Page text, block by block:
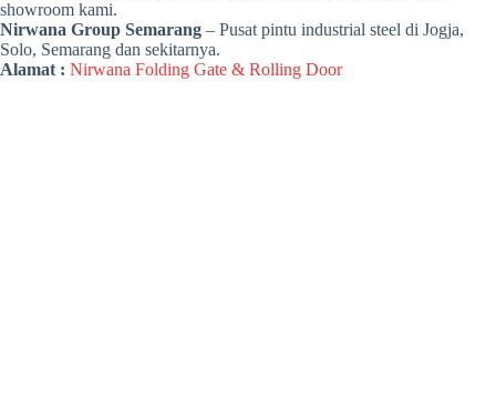
showroom kami.
Nirwana Group Semarang – Pusat pintu industrial steel di Jogja,
Solo, Semarang dan sekitarnya.
Alamat : Nirwana Folding Gate & Rolling Door